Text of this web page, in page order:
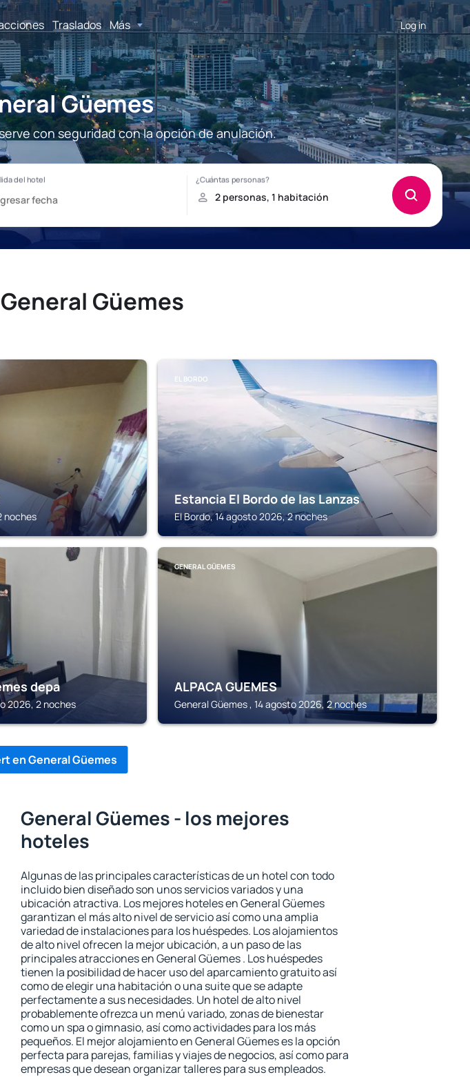
Traslados Más Log in
Güemes
con seguridad con la opción de anulación.
Güemes
noches
EL BORDO
Estancia El Bordo de las Lanzas
El Bordo, 14 agosto 2026, 2 noches
depa
2026, 2 noches
GENERAL GÜEMES
ALPACA GUEMES
General Güemes , 14 agosto 2026, 2 noches
en General Güemes
General Güemes - los mejores
hoteles
Algunas de las principales características de un hotel con todo
incluido bien diseñado son unos servicios variados y una
ubicación atractiva. Los mejores hoteles en General Güemes
garantizan el más alto nivel de servicio así como una amplia
variedad de instalaciones para los huéspedes. Los alojamientos
de alto nivel ofrecen la mejor ubicación, a un paso de las
principales atracciones en General Güemes . Los huéspedes
tienen la posibilidad de hacer uso del aparcamiento gratuito así
como de elegir una habitación o una suite que se adapte
perfectamente a sus necesidades. Un hotel de alto nivel
probablemente ofrezca un menú variado, zonas de bienestar
como un spa o gimnasio, así como actividades para los más
pequeños. El mejor alojamiento en General Güemes es la opción
perfecta para parejas, familias y viajes de negocios, así como para
empresas que desean organizar talleres para sus empleados.